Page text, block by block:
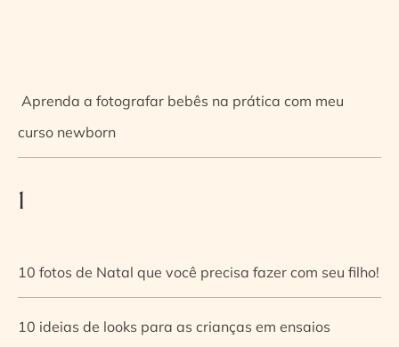
Aprenda a fotografar bebês na prática com meu
curso newborn
1
10 fotos de Natal que você precisa fazer com seu filho!
10 ideias de looks para as crianças em ensaios